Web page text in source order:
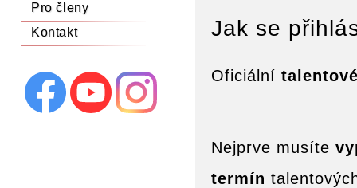
Pro členy
Kontakt
Jak se
Oficiální
Nejprve musíte
termín